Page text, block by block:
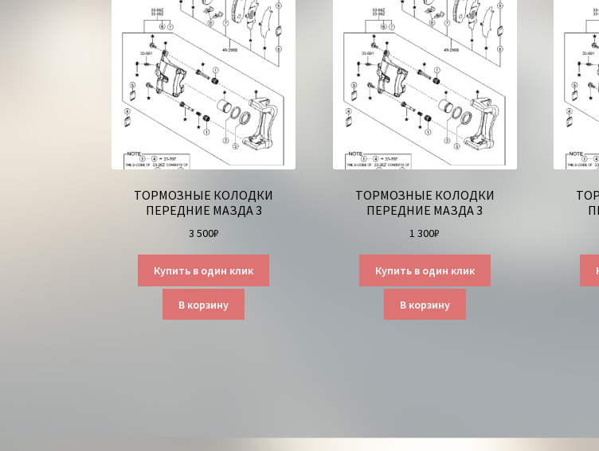
ТОРМОЗНЫЕ КОЛОДКИ
ПЕРЕДНИЕ МАЗДА 3
3 500₽
Купить в один клик
В корзину
ТОРМОЗНЫЕ КОЛОДКИ
ПЕРЕДНИЕ МАЗДА 3
1 300₽
Купить в один клик
В корзину